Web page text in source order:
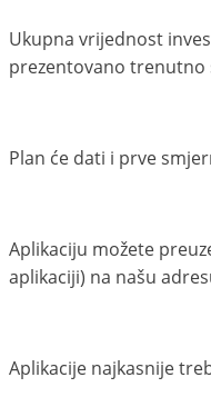
Ukupna vrijednost
prezentovano trenutno
Plan će dati i prve
Aplikaciju možete
aplikaciji) na našu
Aplikacije najkasnije